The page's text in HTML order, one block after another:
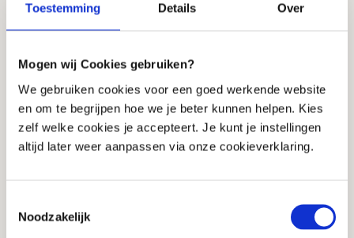
Toestemming Details Over
Mogen wij Cookies gebruiken?
We gebruiken cookies voor een goed werkende website
en om te begrijpen hoe we je beter kunnen helpen. Kies
zelf welke cookies je accepteert. Je kunt je instellingen
altijd later weer aanpassen via onze cookieverklaring.
Noodzakelijk
klinische ervaring en individuele
Microbioomanalyses vormen daarbij een
belangrijk uitgangspunt. De resultaten worden
niet los beoordeeld, maar altijd geïnterpreteerd
binnen de medische context van de cliënt.
wetenschappelijke literatuur om tot een
passende behandelstrategie te komen.